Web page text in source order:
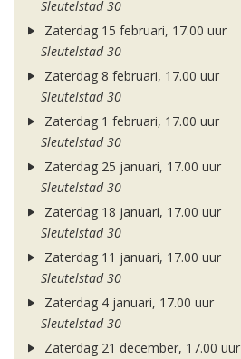
Sleutelstad 30
Zaterdag 15 februari, 17.00 uur
Sleutelstad 30
Zaterdag 8 februari, 17.00 uur
Sleutelstad 30
Zaterdag 1 februari, 17.00 uur
Sleutelstad 30
Zaterdag 25 januari, 17.00 uur
Sleutelstad 30
Zaterdag 18 januari, 17.00 uur
Sleutelstad 30
Zaterdag 11 januari, 17.00 uur
Sleutelstad 30
Zaterdag 4 januari, 17.00 uur
Sleutelstad 30
Zaterdag 21 december, 17.00 uur